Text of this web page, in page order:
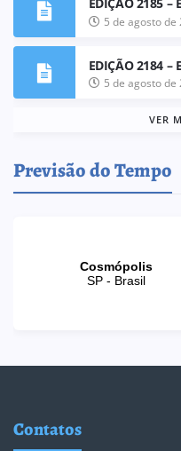
5 de agosto de
EDIÇÃO 2184 –
5 de agosto de
VER
Previsão do Tempo
Contatos